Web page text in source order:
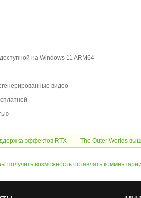
на Windows 11 ARM64
видео
эффектов RTX The Outer Worlds
получить возможность оставлять комментарии